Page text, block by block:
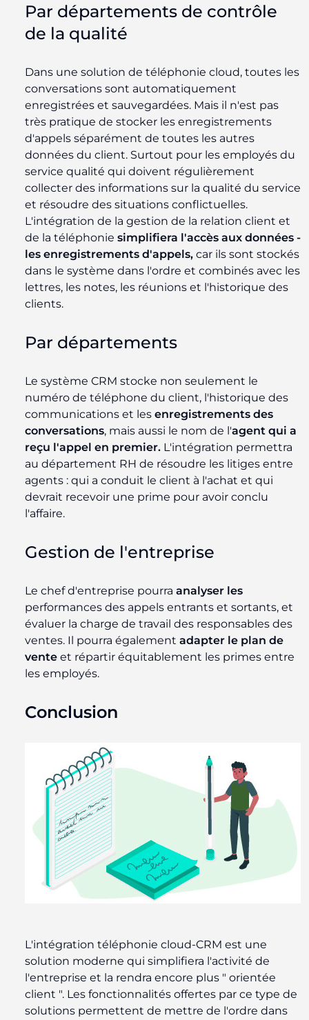
Par départements de contrôle
de la qualité
Dans une solution de téléphonie cloud, toutes les
conversations sont automatiquement
enregistrées et sauvegardées. Mais il n'est pas
très pratique de stocker les enregistrements
d'appels séparément de toutes les autres
données du client. Surtout pour les employés du
service qualité qui doivent régulièrement
collecter des informations sur la qualité du service
et résoudre des situations conflictuelles.
L'intégration de la gestion de la relation client et
de la téléphonie simplifiera l'accès aux données -
les enregistrements d'appels, car ils sont stockés
dans le système dans l'ordre et combinés avec les
lettres, les notes, les réunions et l'historique des
clients.
Par départements
Le système CRM stocke non seulement le
numéro de téléphone du client, l'historique des
communications et les enregistrements des
conversations, mais aussi le nom de l'agent qui a
reçu l'appel en premier. L'intégration permettra
au département RH de résoudre les litiges entre
agents : qui a conduit le client à l'achat et qui
devrait recevoir une prime pour avoir conclu
l'affaire.
Gestion de l'entreprise
Le chef d'entreprise pourra analyser les
performances des appels entrants et sortants, et
évaluer la charge de travail des responsables des
ventes. Il pourra également adapter le plan de
vente et répartir équitablement les primes entre
les employés.
Conclusion
L'intégration téléphonie cloud-CRM est une
solution moderne qui simplifiera l'activité de
l'entreprise et la rendra encore plus " orientée
client ". Les fonctionnalités offertes par ce type de
solutions permettent de mettre de l'ordre dans